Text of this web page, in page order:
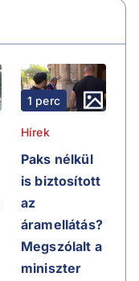
1 perc
Hírek
Paks nélkül
is biztosított
az
áramellátás?
Megszólalt a
miniszter